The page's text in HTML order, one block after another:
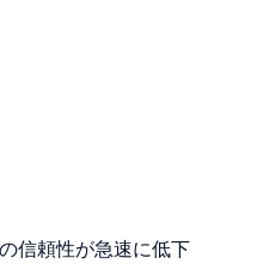
信頼性が急速に低下